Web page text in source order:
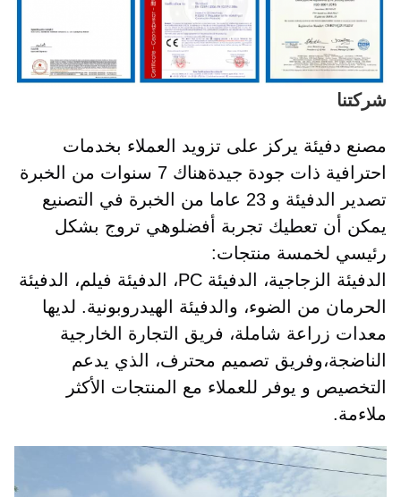
شركتنا
مصنع دفيئة يركز على تزويد العملاء بخدمات
احترافية ذات جودة جيدةهناك 7 سنوات من الخبرة
تصدير الدفيئة و 23 عاما من الخبرة في التصنيع
يمكن أن تعطيك تجربة أفضلوهي تروج بشكل
رئيسي لخمسة منتجات:
الدفيئة الزجاجية، الدفيئة PC، الدفيئة فيلم، الدفيئة
الحرمان من الضوء، والدفيئة الهيدروبونية. لديها
معدات زراعة شاملة، فريق التجارة الخارجية
الناضجة،وفريق تصميم محترف، الذي يدعم
التخصيص و يوفر للعملاء مع المنتجات الأكثر
ملاءمة.